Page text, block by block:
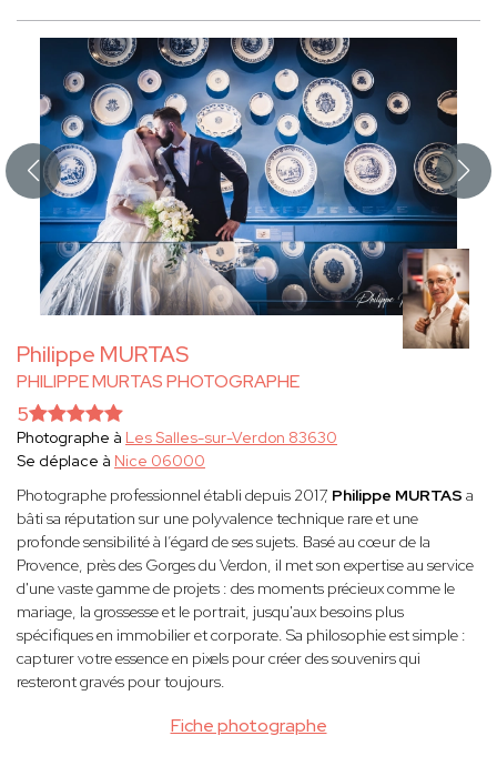
Philippe MURTAS
PHILIPPE MURTAS PHOTOGRAPHE
Fiche photographe
5
Photographe à Les Salles-sur-Verdon 83630
Se déplace à Nice 06000
Photographe professionnel établi depuis 2017, Philippe MURTAS a
bâti sa réputation sur une polyvalence technique rare et une
profonde sensibilité à l’égard de ses sujets. Basé au cœur de la
Provence, près des Gorges du Verdon, il met son expertise au service
d'une vaste gamme de projets : des moments précieux comme le
mariage, la grossesse et le portrait, jusqu'aux besoins plus
spécifiques en immobilier et corporate. Sa philosophie est simple :
capturer votre essence en pixels pour créer des souvenirs qui
resteront gravés pour toujours.